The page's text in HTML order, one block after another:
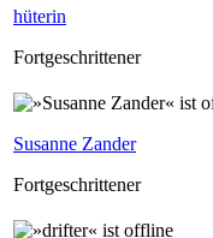
hüterin
Fortgeschrittener
Susanne Zander
Fortgeschrittener